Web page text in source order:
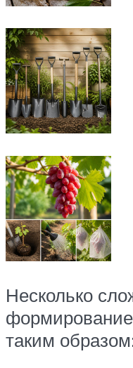
Несколько
таким образом: